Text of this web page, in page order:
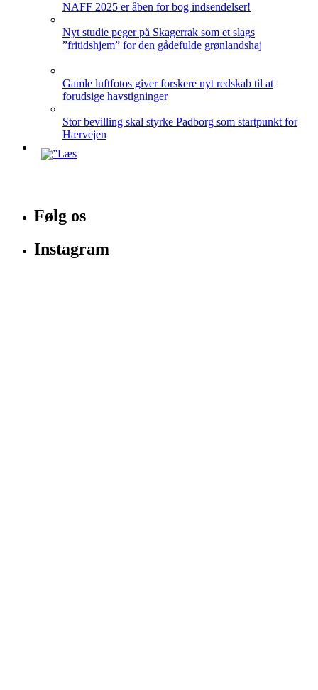
NAFF 2025 er åben for bog indsendelser!
Nyt studie peger på Skagerrak som et slags
”fritidshjem” for den gådefulde grønlandshaj
Gamle luftfotos giver forskere nyt redskab til at
forudsige havstigninger
Stor bevilling skal styrke Padborg som startpunkt for
Hærvejen
Følg os
Instagram